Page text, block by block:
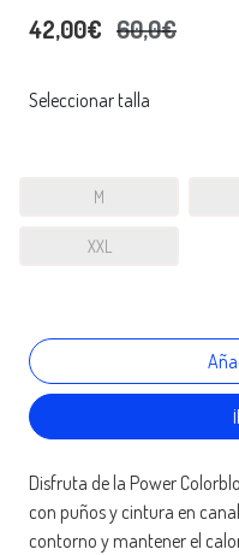
42,00€ 60,0€
Seleccionar talla
M
XXL
Disfruta de la Power
con puños y cintura en
contorno y mantener el